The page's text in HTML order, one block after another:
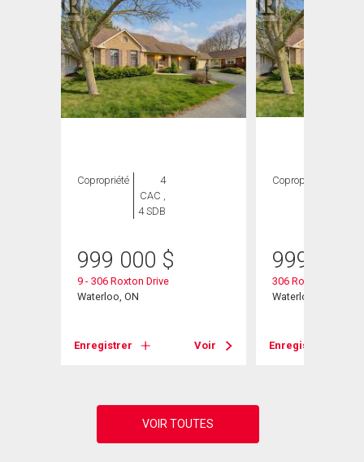
Copropriété
4
CAC ,
4 SDB
999 000 $
9 - 306 Roxton Drive
Waterloo, ON
Enregistrer Voir
Copropriété
999 000
306 Roxton Drive
Waterloo, ON
Enregistrer